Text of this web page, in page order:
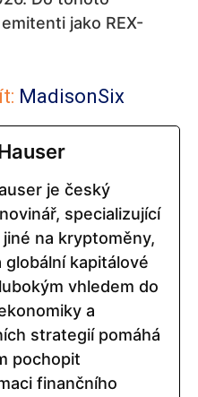
jako REX-
MadisonSix
je český
specializující
na kryptoměny,
kapitálové
vhledem do
a
strategií pomáhá
pochopit
finančního